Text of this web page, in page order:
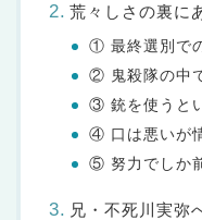
荒々しさの裏に
① 最終選別で
② 鬼殺隊の中
③ 銃を使うと
④ 口は悪いが
⑤ 努力でしか
兄・不死川実弥